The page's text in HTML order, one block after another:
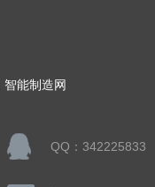
智能制造网
QQ：342225833